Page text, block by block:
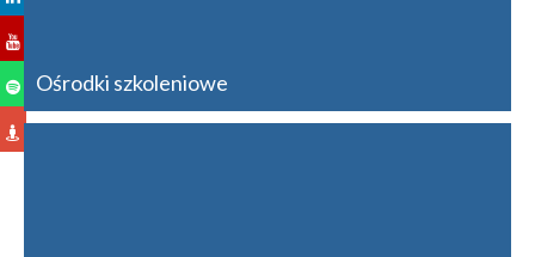
Ośrodki szkoleniowe